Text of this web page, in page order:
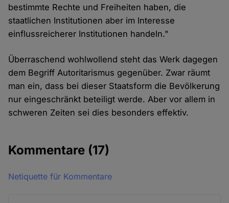
bestimmte Rechte und Freiheiten haben, die
staatlichen Institutionen aber im Interesse
einflussreicherer Institutionen handeln."
Überraschend wohlwollend steht das Werk dagegen
dem Begriff Autoritarismus gegenüber. Zwar räumt
man ein, dass bei dieser Staatsform die Bevölkerung
nur eingeschränkt beteiligt werde. Aber vor allem in
schweren Zeiten sei dies besonders effektiv.
Kommentare (17)
Netiquette für Kommentare